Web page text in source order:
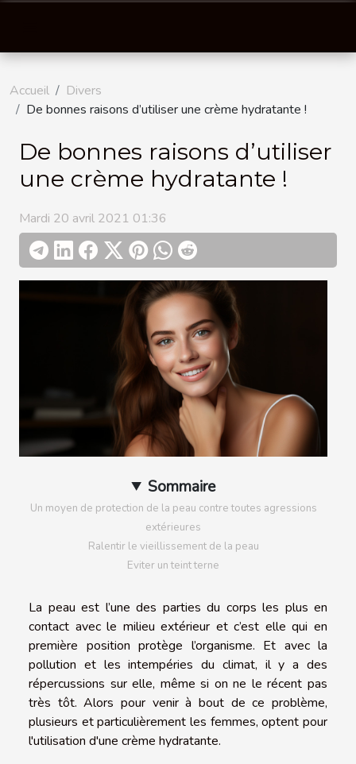
Accueil
Divers
De bonnes raisons d’utiliser une crème hydratante !
De bonnes raisons d’utiliser
une crème hydratante !
Mardi 20 avril 2021 01:36
Sommaire
Un moyen de protection de la peau contre toutes agressions
extérieures
Ralentir le vieillissement de la peau
Eviter un teint terne
La peau est l’une des parties du corps les plus en
contact avec le milieu extérieur et c’est elle qui en
première position protège l’organisme. Et avec la
pollution et les intempéries du climat, il y a des
répercussions sur elle, même si on ne le récent pas
très tôt. Alors pour venir à bout de ce problème,
plusieurs et particulièrement les femmes, optent pour
l'utilisation d'une crème hydratante.